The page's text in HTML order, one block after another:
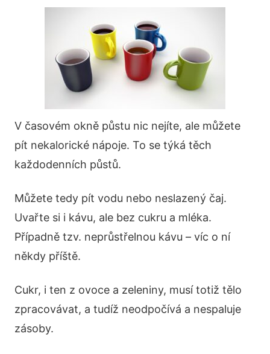
V časovém okně půstu nic nejíte, ale můžete
pít nekalorické nápoje. To se týká těch
každodenních půstů.
Můžete tedy pít vodu nebo neslazený čaj.
Uvařte si i kávu, ale bez cukru a mléka.
Případně tzv. neprůstřelnou kávu – víc o ní
někdy příště.
Cukr, i ten z ovoce a zeleniny, musí totiž tělo
zpracovávat, a tudíž neodpočívá a nespaluje
zásoby.